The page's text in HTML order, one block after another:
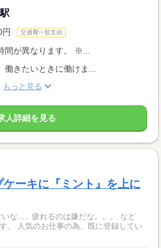
交通費一部支給
が異なります。 ※...
働きたいときに働けま...
もっと見る
人詳細を見る
ーキに『ミント』を上に
してい